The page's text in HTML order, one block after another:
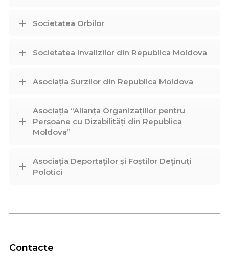
Societatea Orbilor
Societatea Invalizilor din Republica Moldova
Asociația Surzilor din Republica Moldova
Asociația “Alianța Organizațiilor pentru
Persoane cu Dizabilități din Republica
Moldova”
Asociația Deportaților și Foștilor Deținuți
Polotici
Contacte